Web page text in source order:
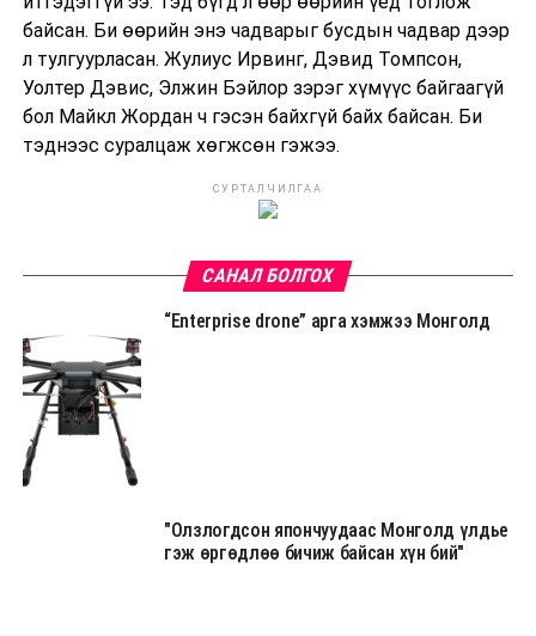
байсан. Би өөрийн энэ чадварыг бусдын чадвар дээр
л тулгуурласан. Жулиус Ирвинг, Дэвид Томпсон,
Уолтер Дэвис, Элжин Бэйлор зэрэг хүмүүс байгаагүй
бол Майкл Жордан ч гэсэн байхгүй байх байсан. Би
тэднээс суралцаж хөгжсөн гэжээ.
СУРТАЛЧИЛГАА
САНАЛ БОЛГОХ
“Enterprise drone” арга хэмжээ Монголд
"Олзлогдсон япончуудаас Монголд үлдье
гэж өргөдлөө бичиж байсан хүн бий"